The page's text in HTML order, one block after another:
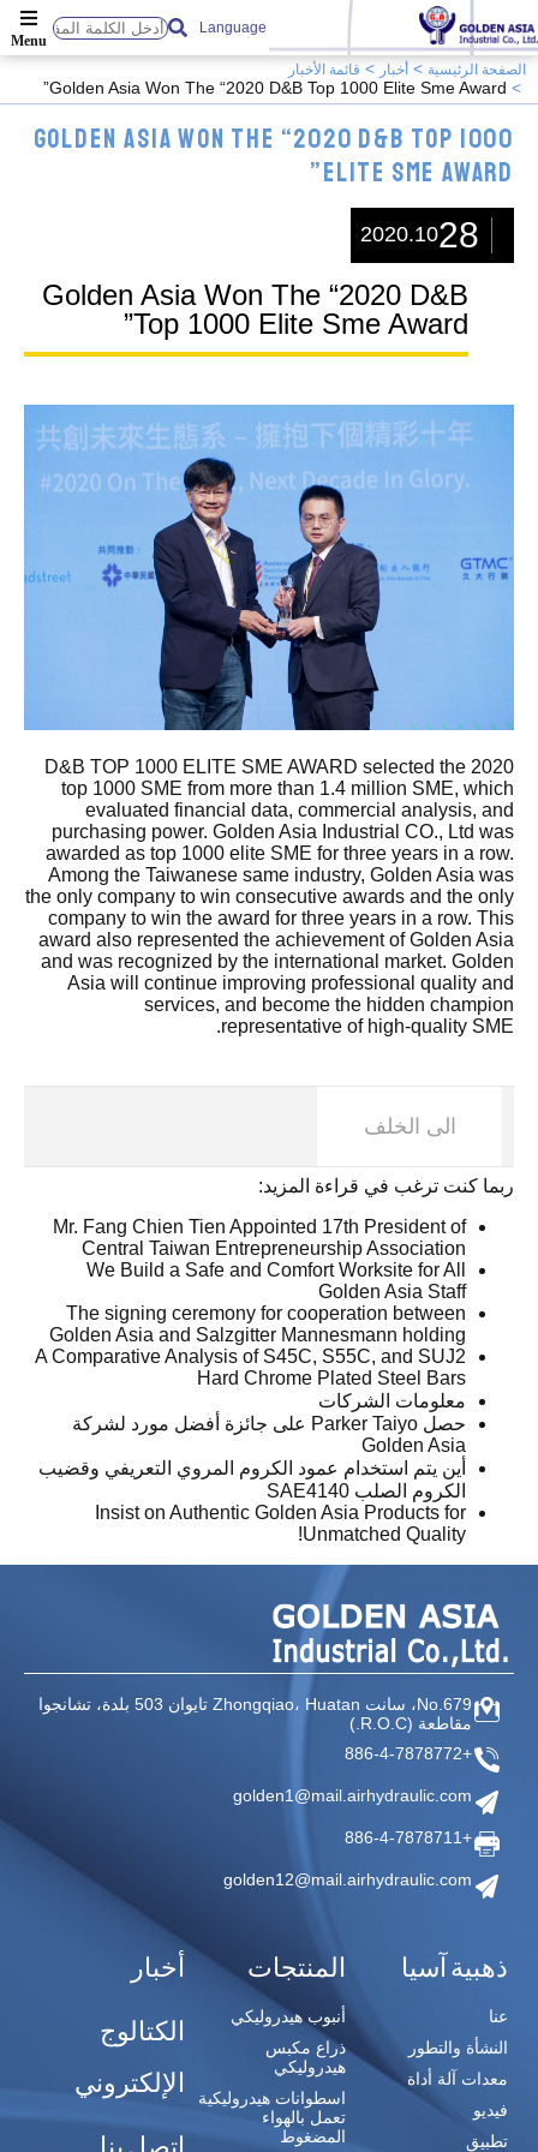
Language
الصفحة الرئيسية أخبار قائمة الأخبار
Golden Asia Won The “2020 D&B Top 1000 Elite Sme Award”
Golden Asia Won The “2020 D&B Top 1000
Elite Sme Award”
28
2020.10
Golden Asia Won The “2020 D&B
Top 1000 Elite Sme Award”
2020 D&B TOP 1000 ELITE SME AWARD selected the
top 1000 SME from more than 1.4 million SME, which
evaluated financial data, commercial analysis, and
purchasing power. Golden Asia Industrial CO., Ltd was
awarded as top 1000 elite SME for three years in a row.
Among the Taiwanese same industry, Golden Asia was
the only company to win consecutive awards and the only
company to win the award for three years in a row. This
award also represented the achievement of Golden Asia
and was recognized by the international market. Golden
Asia will continue improving professional quality and
services, and become the hidden champion
representative of high-quality SME.
الى الخلف
ربما كنت ترغب في قراءة المزيد:
Mr. Fang Chien Tien Appointed 17th President of
Central Taiwan Entrepreneurship Association
We Build a Safe and Comfort Worksite for All
Golden Asia Staff
The signing ceremony for cooperation between
Golden Asia and Salzgitter Mannesmann holding
A Comparative Analysis of S45C, S55C, and SUJ2
Hard Chrome Plated Steel Bars
معلومات الشركات
حصل Parker Taiyo على جائزة أفضل مورد لشركة
Golden Asia
أين يتم استخدام عمود الكروم المروي التعريفي وقضيب
الكروم الصلب SAE4140
Insist on Authentic Golden Asia Products for
Unmatched Quality!
No.679، سانت Zhongqiao، Huatan تايوان
503 بلدة، تشانجوا
مقاطعة (R.O.C.)
+886-4-7878772
golden1@mail.airhydraulic.com
+886-4-7878711
golden12@mail.airhydraulic.com
ذهبية آسيا
عنا
النشأة والتطور
معدات آلة أداة
فيديو
تطبيق
المنتجات
أنبوب هيدروليكي
ذراع مكبس
هيدروليكي
اسطوانات هيدروليكية
تعمل بالهواء
المضغوط
أخبار
الكتالوج
الإلكتروني